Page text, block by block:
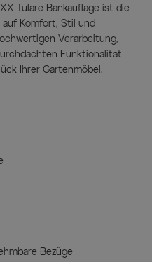
Tulare Bankauflage ist die
Komfort, Stil und
Verarbeitung,
Funktionalität
Ihrer Gartenmöbel.
Bezüge